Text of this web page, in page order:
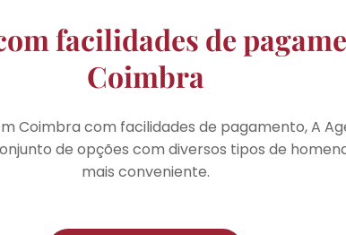
facilidades de
Coimbra
Coimbra com facilidades de pagamento, A
de opções com diversos tipos de
mais conveniente.